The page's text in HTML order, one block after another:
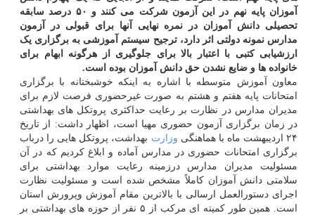
آموزان پایه نهم در این آزمون شرکت می کنند و ۵۰ درصد سابقه
تحصیلی دانش آموزان در نمره نهایی آنها برای قبولی در آزمون
مدارس نمونه دولتی اثر دارد، ترجیح سیستم آموزشی به برگزاری یک
ارزشیابی کتبی با اعتبار بالا برای جلوگیری از هرگونه ابهام برای
خانواده ها و ضایع نشدن حق دانش آموزان بوده است.
معاون آموزش متوسطه با اشاره به اینکه خوشبختانه با برگزاری
امتحانات پایه هفتم و هشتم به صورت غیرحضوری فرصت لازم برای
مدیران مدارس در نظارت بر رعایت حداکثری پروتکل های بهداشتی
در زمان برگزاری آزمون حضوری مهیا است، اظهار داشت: از تاریخ
۲۴ اردیبهشت ماه با هماهنگی
وزارت بهداشت، پروتکل هایی را درباب
برگزاری امتحانات حضوری در مدارس آماده و ابلاغ کردیم که در آن
مسئولیت مدیران مدارس درزمینه رعایت موارد بهداشتی برای
سلامتی دانش آموزان کاملاً مشخص شده است و مسئولیت نظارت
اجرای دستورالعمل ارسالی با بالاترین مقام آموزش وپرورش استان
است. همین طور کمیته ای مرکب از ۵ نفر از حوزه های بهداشتی بر